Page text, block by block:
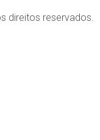
direitos reservados.